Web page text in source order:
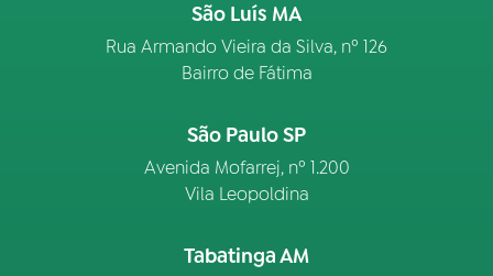
São Luís MA
Rua Armando Vieira da Silva, nº 126
Bairro de Fátima
São Paulo SP
Avenida Mofarrej, nº 1.200
Vila Leopoldina
Tabatinga AM